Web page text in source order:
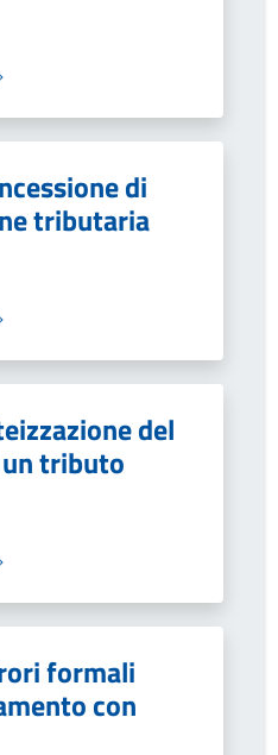
di
tributaria
del
tributo
formali
con